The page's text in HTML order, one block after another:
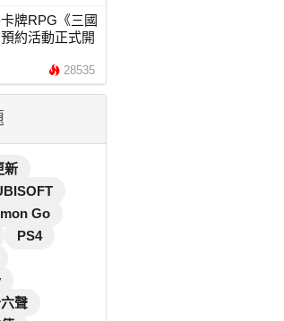
牌RPG《三國
約活動正式開
28535
新
Go
PS4
聲